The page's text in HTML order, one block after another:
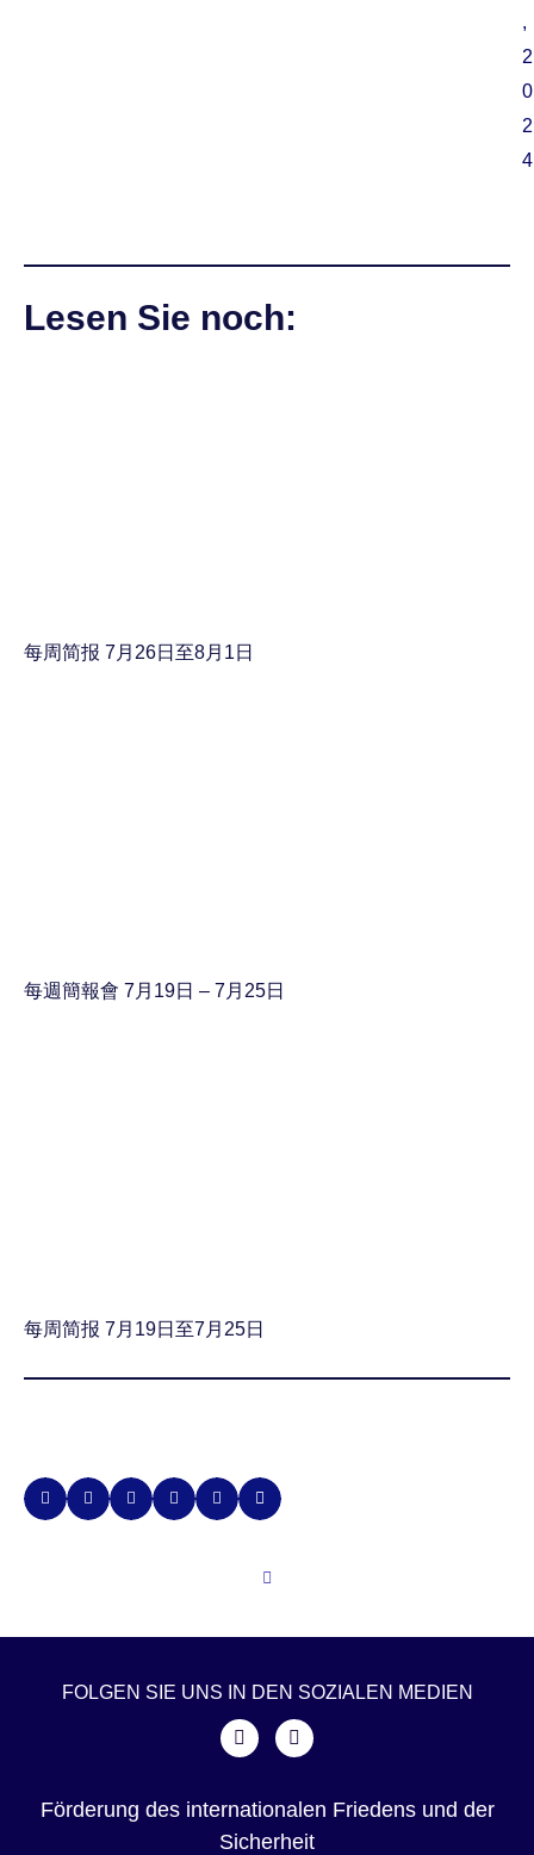
,
2
0
2
4
Lesen Sie noch:
每周简报 7月26日至8月1日
每週簡報會 7月19日 – 7月25日
每周简报 7月19日至7月25日
FOLGEN SIE UNS IN DEN SOZIALEN MEDIEN
Förderung des internationalen Friedens und der
Sicherheit